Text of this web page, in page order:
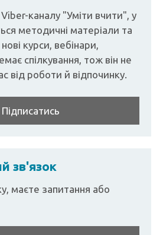
каналу "Уміти вчити", у
методичні матеріали та
курси, вебінари,
спілкування, тож він не
від роботи й відпочинку.
Підписатись
зв'язок
маєте запитання або